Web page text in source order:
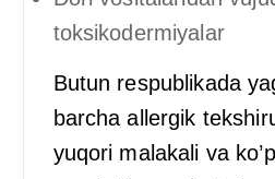
toksikodermiyalar
Butun respublikada
barcha allergik
yuqori malakali va